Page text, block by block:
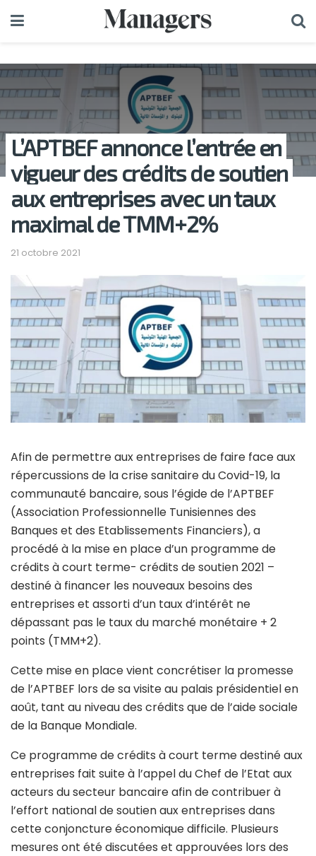
L’APTBEF annonce l’entrée en
vigueur des crédits de soutien
aux entreprises avec un taux
maximal de TMM+2%
21 octobre 2021
Afin de permettre aux entreprises de faire face aux
répercussions de la crise sanitaire du Covid-19, la
communauté bancaire, sous l’égide de l’APTBEF
(Association Professionnelle Tunisiennes des
Banques et des Etablissements Financiers), a
procédé à la mise en place d’un programme de
crédits à court terme- crédits de soutien 2021 –
destiné à financer les nouveaux besoins des
entreprises et assorti d’un taux d’intérêt ne
dépassant pas le taux du marché monétaire + 2
points (TMM+2).
Cette mise en place vient concrétiser la promesse
de l’APTBEF lors de sa visite au palais présidentiel en
août, tant au niveau des crédits que de l’aide sociale
de la Banque Mondiale.
Ce programme de crédits à court terme destiné aux
entreprises fait suite à l’appel du Chef de l’Etat aux
acteurs du secteur bancaire afin de contribuer à
l’effort national de soutien aux entreprises dans
cette conjoncture économique difficile. Plusieurs
mesures ont été discutées et approuvées lors des